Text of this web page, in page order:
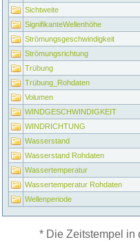
Sichtweite
SignifikanteWellenhöhe
Strömungsgeschwindigkeit
Strömungsrichtung
Trübung
Trübung_Rohdaten
Volumen
WINDGESCHWINDIGKEIT
WINDRICHTUNG
Wasserstand
Wasserstand Rohdaten
Wassertemperatur
Wassertemperatur Rohdaten
Wellenperiode
* Die Zeitstempel in